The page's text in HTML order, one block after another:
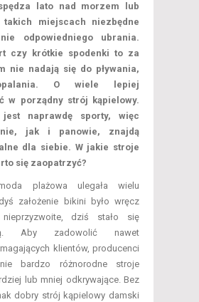
lato nad morzem lub
miejscach niezbędne
odpowiedniego ubrania.
czy krótkie spodenki to za
nie nadają się do pływania,
O wiele lepiej
w porządny strój kąpielowy.
naprawdę sporty, więc
jak i panowie, znajdą
dla siebie. W jakie stroje
się zaopatrzyć?
plażowa ulegała wielu
założenie bikini było wręcz
dziś stało się
Aby zadowolić nawet
klientów, producenci
bardzo różnorodne stroje
lub mniej odkrywające. Bez
dobry strój kąpielowy damski